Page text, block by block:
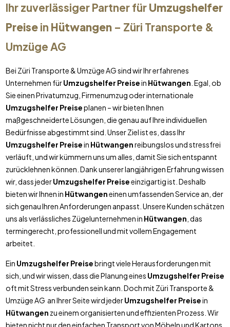
Ihr zuverlässiger Partner fürUmzugshelfer
Preisein Hütwangen– Züri Transporte &
Umzüge AG
Bei Züri Transporte & Umzüge AG sind wir Ihr erfahrenes
Unternehmen fürUmzugshelfer Preisein Hütwangen . Egal, ob
Sie einen Privatumzug, Firmenumzug oder internationale
Umzugshelfer Preiseplanen – wir bieten Ihnen
maßgeschneiderte Lösungen, die genau auf Ihre individuellen
Bedürfnisse abgestimmt sind. Unser Ziel ist es, dass Ihr
Umzugshelfer Preisein Hütwangenreibungslos und stressfrei
verläuft, und wir kümmern uns um alles, damit Sie sich entspannt
zurücklehnen können. Dank unserer langjährigen Erfahrung wissen
wir, dass jederUmzugshelfer Preiseeinzigartig ist. Deshalb
bieten wir Ihnen in Hütwangeneinen umfassenden Service an, der
sich genau Ihren Anforderungen anpasst. Unsere Kunden schätzen
uns als verlässliches Zügelunternehmen in Hütwangen , das
termingerecht, professionell und mit vollem Engagement
arbeitet.
Ein Umzugshelfer Preisebringt viele Herausforderungen mit
sich, und wir wissen, dass die Planung eines Umzugshelfer Preise
oft mit Stress verbunden sein kann. Doch mit Züri Transporte &
Umzüge AG an Ihrer Seite wird jederUmzugshelfer Preisein
Hütwangen zu einem organisierten und effizienten Prozess. Wir
bieten nicht nur den einfachen Transport von Möbeln und Kartons,